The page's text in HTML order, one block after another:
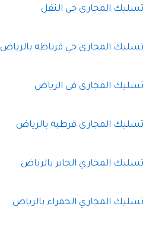
تسليك المجارى حي النفل
تسليك المجارى حي قرناطه بالرياض
تسليك المجارى فى الرياض
تسليك المجارى قرطبه بالرياض
تسليك المجاري الحاير بالرياض
تسليك المجاري الحمراء بالرياض